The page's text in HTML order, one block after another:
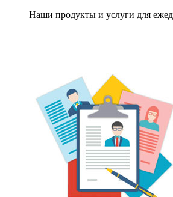
Наши продукты и услуги для